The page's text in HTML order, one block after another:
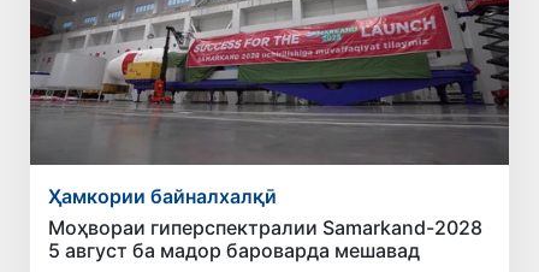
Ҳамкории байналхалқӣ
Моҳвораи гиперспектралии Samarkand-2028
5 август ба мадор бароварда мешавад